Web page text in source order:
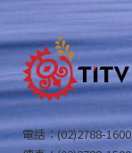
電話：(02)2788-1600